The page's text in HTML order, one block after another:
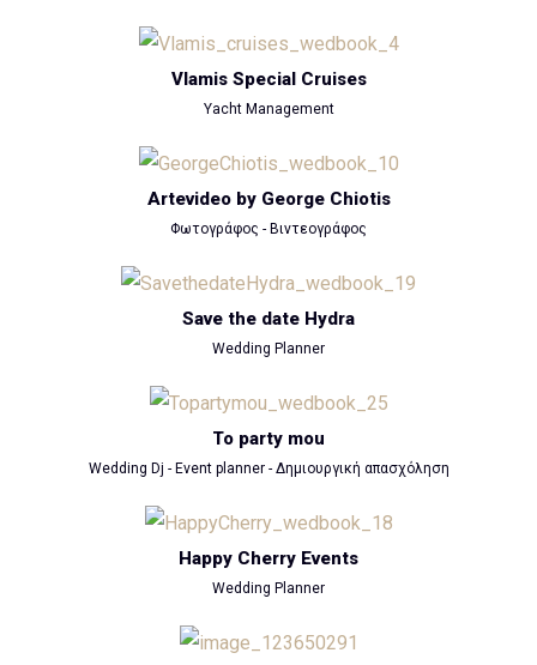
Vlamis Special Cruises
Yacht Management
Artevideo by George Chiotis
Φωτογράφος - Βιντεογράφος
Save the date Hydra
Wedding Planner
To party mou
Wedding Dj - Event planner - Δημιουργική απασχόληση
Happy Cherry Events
Wedding Planner